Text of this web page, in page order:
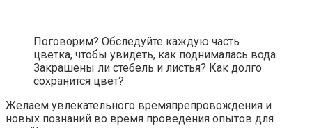
Поговорим? Обследуйте каждую часть
цветка, чтобы увидеть, как поднималась вода.
Закрашены ли стебель и листья? Как долго
сохранится цвет?
Желаем увлекательного времяпрепровождения и
новых познаний во время проведения опытов для